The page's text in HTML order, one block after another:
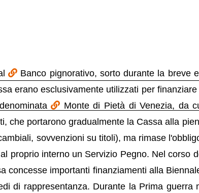
Banco pignorativo, sorto durante la breve
erano esclusivamente utilizzati per
Monte di Pietà di Venezia, da
portarono gradualmente la Cassa alla
sovvenzioni su titoli), ma rimase
proprio interno un Servizio Pegno. Nel corso
importanti finanziamenti alla
di rappresentanza. Durante la Prima guerra